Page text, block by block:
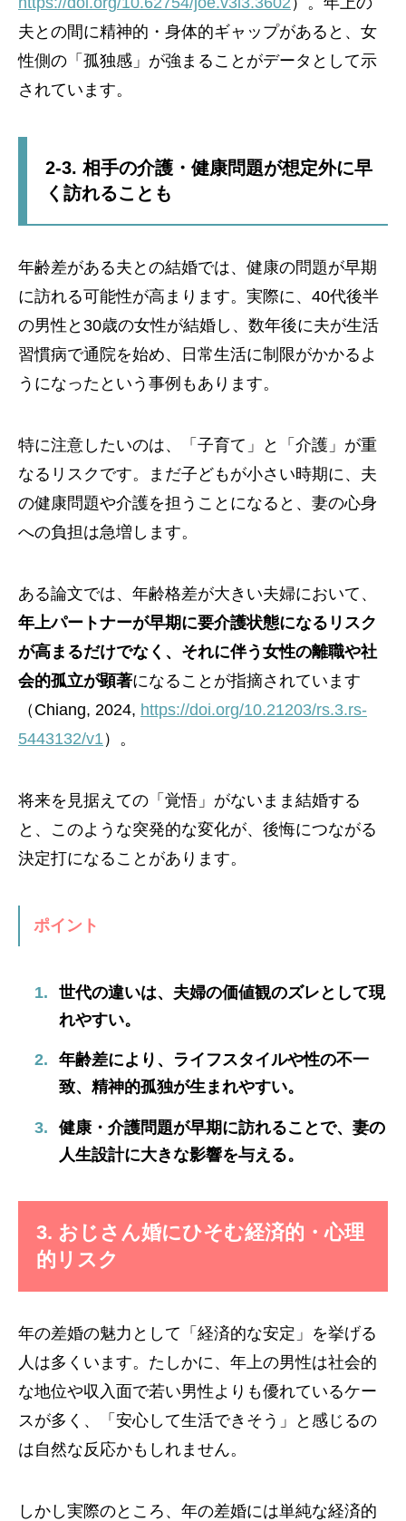
夫との間に精神的・身体的ギャップがあると、女
性側の「孤独感」が強まることがデータとして示
されています。
2-3. 相手の介護・健康問題が想定外に早
く訪れることも
年齢差がある夫との結婚では、健康の問題が早期
に訪れる可能性が高まります。実際に、40代後半
の男性と30歳の女性が結婚し、数年後に夫が生活
習慣病で通院を始め、日常生活に制限がかかるよ
うになったという事例もあります。
特に注意したいのは、「子育て」と「介護」が重
なるリスクです。まだ子どもが小さい時期に、夫
の健康問題や介護を担うことになると、妻の心身
への負担は急増します。
ある論文では、年齢格差が大きい夫婦において、
年上パートナーが早期に要介護状態になるリスク
が高まるだけでなく、それに伴う女性の離職や社
会的孤立が顕著になることが指摘されています
（Chiang, 2024, https://doi.org/10.21203/rs.3.rs-
5443132/v1 ）。
将来を見据えての「覚悟」がないまま結婚する
と、このような突発的な変化が、後悔につながる
決定打になることがあります。
ポイント
世代の違いは、夫婦の価値観のズレとして現
れやすい。
年齢差により、ライフスタイルや性の不一
致、精神的孤独が生まれやすい。
健康・介護問題が早期に訪れることで、妻の
人生設計に大きな影響を与える。
3. おじさん婚にひそむ経済的・心理
的リスク
年の差婚の魅力として「経済的な安定」を挙げる
人は多くいます。たしかに、年上の男性は社会的
な地位や収入面で若い男性よりも優れているケー
スが多く、「安心して生活できそう」と感じるの
は自然な反応かもしれません。
しかし実際のところ、年の差婚には単純な経済的